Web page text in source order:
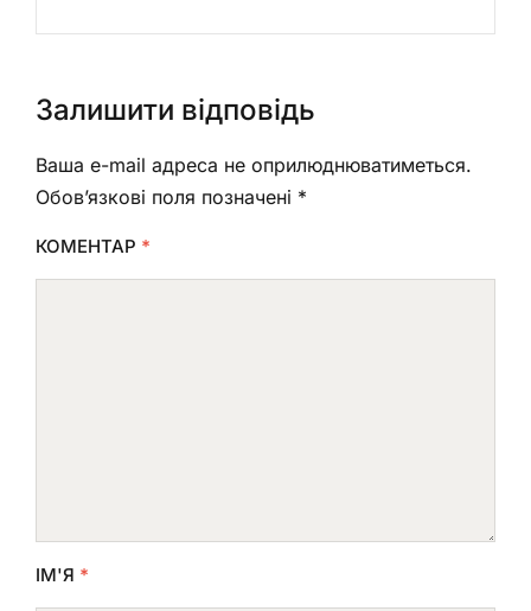
Залишити відповідь
Ваша e-mail адреса не оприлюднюватиметься.
Обов’язкові поля позначені *
КОМЕНТАР *
ІМ'Я *